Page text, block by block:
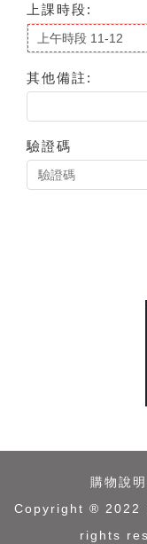
上課時段:
其他備註:
驗證碼
購物說明
Copyright ® 2022
rights